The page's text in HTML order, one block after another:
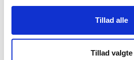
Tillad alle
Tillad valgte
Jeg fortæller,